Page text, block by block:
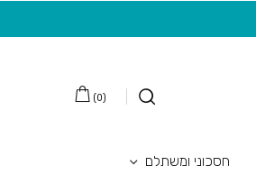
(
0
)
חסכוני ומשתלם